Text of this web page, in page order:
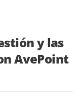
y las
AvePoint